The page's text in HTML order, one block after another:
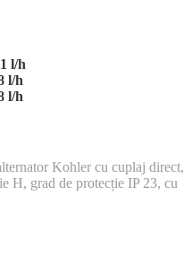
l/h
l/h
l/h
Kohler cu cuplaj direct,
H, grad de protecție IP 23, cu